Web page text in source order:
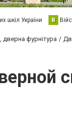
шкіл України В
дверна фурнітура